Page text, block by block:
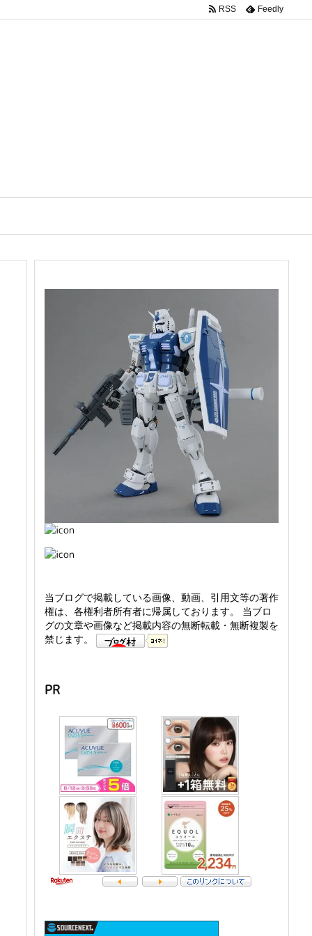
RSS Feedly
当ブログで掲載している画像、動画、引用文等の著作
権は、各権利者所有者に帰属しております。 当ブロ
グの文章や画像など掲載内容の無断転載・無断複製を
禁じます。
PR